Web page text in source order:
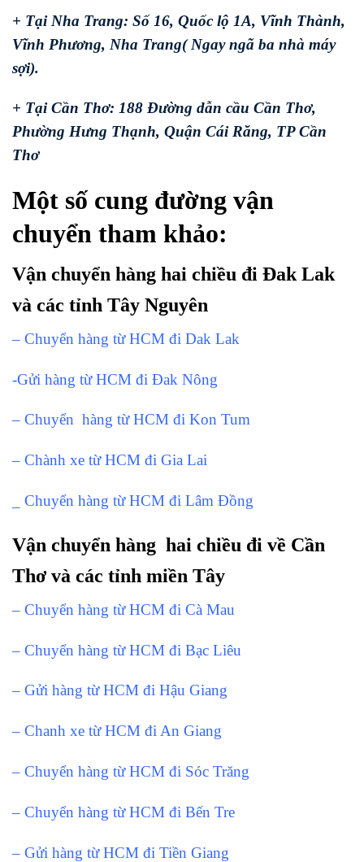
+ Tại Nha Trang: Số 16, Quốc lộ 1A, Vĩnh Thành,
Vĩnh Phương, Nha Trang( Ngay ngã ba nhà máy
sợi).
+ Tại Cần Thơ: 188 Đường dẫn cầu Cần Thơ,
Phường Hưng Thạnh, Quận Cái Răng, TP Cần
Thơ
Một số cung đường vận
chuyển tham khảo:
Vận chuyển hàng hai chiều đi Đak Lak
và các tỉnh Tây Nguyên
– Chuyển hàng từ HCM đi Dak Lak
-Gửi hàng từ HCM đi Đak Nông
– Chuyển hàng từ HCM đi Kon Tum
– Chành xe từ HCM đi Gia Lai
_ Chuyển hàng từ HCM đi Lâm Đồng
Vận chuyển hàng hai chiều đi về Cần
Thơ và các tỉnh miền Tây
– Chuyển hàng từ HCM đi Cà Mau
– Chuyển hàng từ HCM đi Bạc Liêu
– Gửi hàng từ HCM đi Hậu Giang
– Chanh xe từ HCM đi An Giang
– Chuyển hàng từ HCM đi Sóc Trăng
– Chuyển hàng từ HCM đi Bến Tre
– Gửi hàng từ HCM đi Tiền Giang